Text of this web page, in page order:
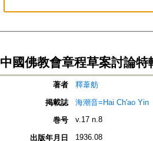
中國佛教會章程草案討論
著者
釋葦舫
掲載誌
海潮音=Hai Ch'ao Yin
巻号
v.17 n.8
出版年月日 1936.08